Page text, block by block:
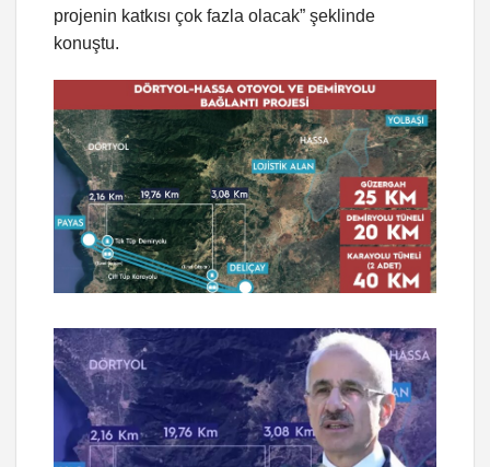
projenin katkısı çok fazla olacak” şeklinde
konuştu.